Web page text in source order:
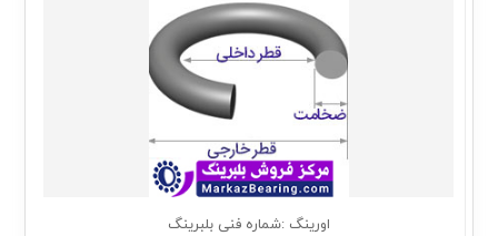
اورینگ :شماره فنی بلبرینگ